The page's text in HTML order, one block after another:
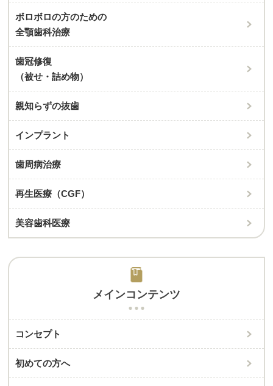
ボロボロの方のための
全顎歯科治療
歯冠修復
（被せ・詰め物）
親知らずの抜歯
インプラント
歯周病治療
再生医療（CGF）
美容歯科医療
メインコンテンツ
コンセプト
初めての方へ